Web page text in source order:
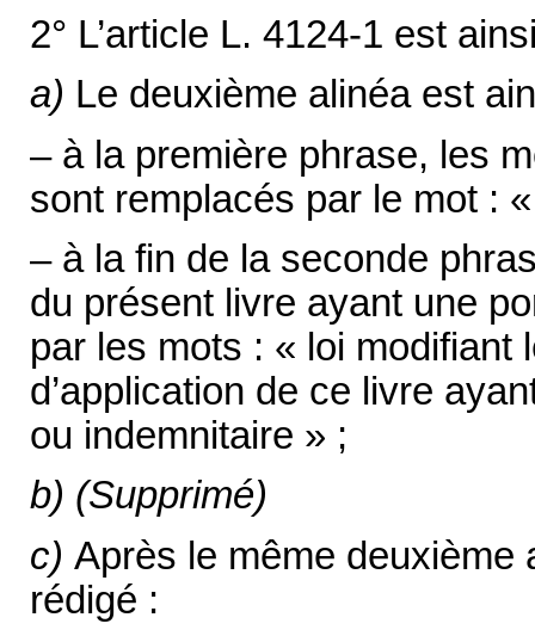
2° L’article L. 4124-1 est
a) Le deuxième alinéa est
– à la première phrase, les
sont remplacés par le mot :
– à la fin de la seconde
du présent livre ayant une
par les mots : « loi modifiant
d’application de ce livre
ou indemnitaire » ;
b) (Supprimé)
c) Après le même deuxième
rédigé :